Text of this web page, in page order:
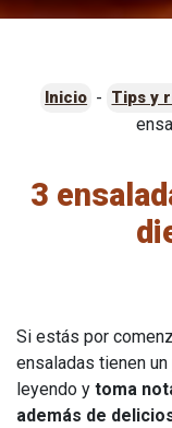
Inicio - Tips y
3
Si estás por
ensaladas tienen
leyendo y toma
además de